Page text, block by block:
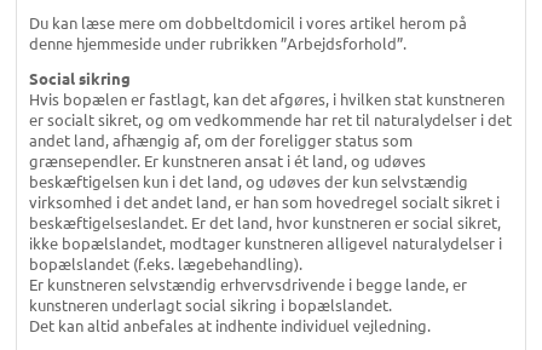
Du kan læse mere om dobbeltdomicil i vores artikel herom på
denne hjemmeside under rubrikken ”Arbejdsforhold”.
Social sikring
Hvis bopælen er fastlagt, kan det afgøres, i hvilken stat kunstneren
er socialt sikret, og om vedkommende har ret til naturalydelser i det
andet land, afhængig af, om der foreligger status som
grænsependler. Er kunstneren ansat i ét land, og udøves
beskæftigelsen kun i det land, og udøves der kun selvstændig
virksomhed i det andet land, er han som hovedregel socialt sikret i
beskæftigelseslandet. Er det land, hvor kunstneren er social sikret,
ikke bopælslandet, modtager kunstneren alligevel naturalydelser i
bopælslandet (f.eks. lægebehandling).
Er kunstneren selvstændig erhvervsdrivende i begge lande, er
kunstneren underlagt social sikring i bopælslandet.
Det kan altid anbefales at indhente individuel vejledning.